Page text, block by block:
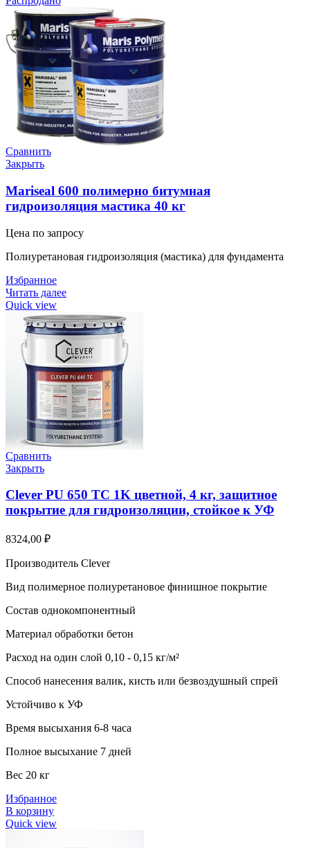
Сравнить
Закрыть
Mariseal 600 полимерно битумная
гидроизоляция мастика 40 кг
Цена по запросу
Полиуретановая гидроизоляция (мастика) для фундамента
Избранное
Читать далее
Quick view
Сравнить
Закрыть
Clever PU 650 TC 1K цветной, 4 кг, защитное
покрытие для гидроизоляции, стойкое к УФ
8324,00 ₽
Производитель Clever
Вид полимерное полиуретановое финишное покрытие
Состав однокомпонентный
Материал обработки бетон
Расход на один слой 0,10 - 0,15 кг/м²
Способ нанесения валик, кисть или безвоздушный спрей
Устойчиво к УФ
Время высыхания 6-8 часа
Полное высыхание 7 дней
Вес 20 кг
Избранное
В корзину
Quick view